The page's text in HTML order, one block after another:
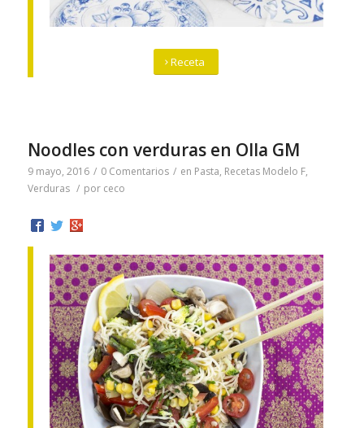
Receta
Noodles con verduras en Olla GM
9 mayo, 2016 / 0 Comentarios / en Pasta, Recetas Modelo F,
Verduras / por ceco